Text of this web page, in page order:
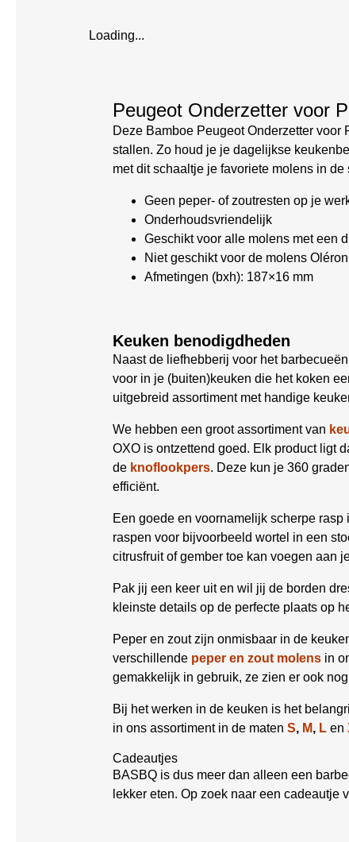
Loading...
Peugeot Onderzetter voor
Deze Bamboe Peugeot Onderzetter
stallen. Zo houd je je dagelijkse
met dit schaaltje je favoriete molens in
Geen peper- of zoutresten op je
Onderhoudsvriendelijk
Geschikt voor alle molens met een
Niet geschikt voor de molens
Afmetingen (bxh): 187×16 mm
Keuken benodigdheden
Naast de liefhebberij voor het
voor in je (buiten)keuken die het koken
uitgebreid assortiment met handige
We hebben een groot assortiment van
OXO is ontzettend goed. Elk product ligt
de knoflookpers. Deze kun je 360
efficiënt.
Een goede en voornamelijk scherpe
raspen voor bijvoorbeeld wortel in een
citrusfruit of gember toe kan voegen aan
Pak jij een keer uit en wil jij de borden
kleinste details op de perfecte plaats op
Peper en zout zijn onmisbaar in de
verschillende peper en zout molens in
gemakkelijk in gebruik, ze zien er ook
Bij het werken in de keuken is het
in ons assortiment in de maten S, M, L en
Cadeautjes
BASBQ is dus meer dan alleen een
lekker eten. Op zoek naar een